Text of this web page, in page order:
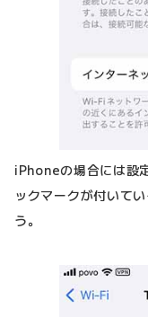
iPhoneの場合には設
ックマークが付いて
う。